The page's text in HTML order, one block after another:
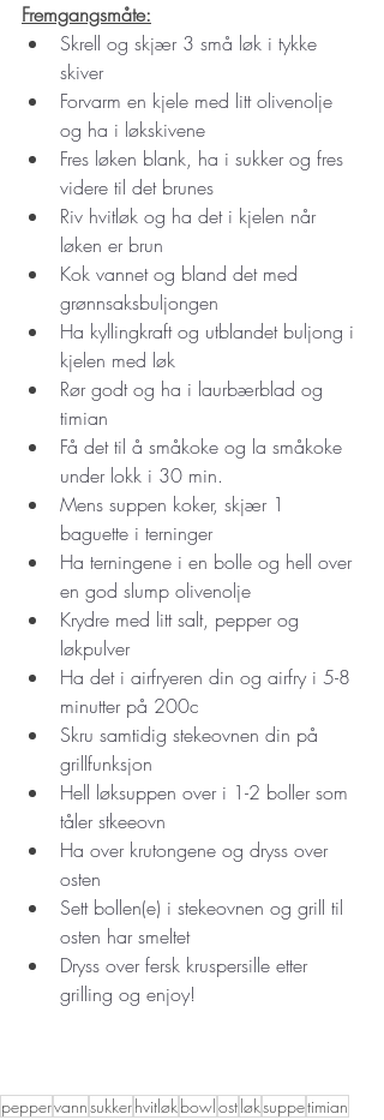
Fremgangsmåte:
Skrell og skjær 3 små løk i tykke
skiver
Forvarm en kjele med litt olivenolje
og ha i løkskivene
Fres løken blank, ha i sukker og fres
videre til det brunes
Riv hvitløk og ha det i kjelen når
løken er brun
Kok vannet og bland det med
grønnsaksbuljongen
Ha kyllingkraft og utblandet buljong i
kjelen med løk
Rør godt og ha i laurbærblad og
timian
Få det til å småkoke og la småkoke
under lokk i 30 min.
Mens suppen koker, skjær 1
baguette i terninger
Ha terningene i en bolle og hell over
en god slump olivenolje
Krydre med litt salt, pepper og
løkpulver
Ha det i airfryeren din og airfry i 5-8
minutter på 200c
Skru samtidig stekeovnen din på
grillfunksjon
Hell løksuppen over i 1-2 boller som
tåler stkeeovn
Ha over krutongene og dryss over
osten
Sett bollen(e) i stekeovnen og grill til
osten har smeltet
Dryss over fersk kruspersille etter
grilling og enjoy!
peppervannsukkerhvitløkbowl ost løksuppetimian